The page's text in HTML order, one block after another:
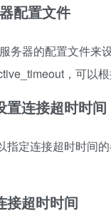
配置文件
务器的配置文件来
，可以根
置连接超时时间
指定连接超时时间
接超时时间